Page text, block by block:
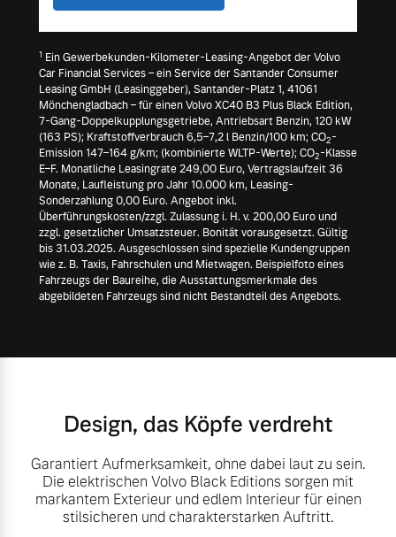
1 Ein Gewerbekunden-Kilometer-Leasing-Angebot der Volvo
Car Financial Services – ein Service der Santander Consumer
Leasing GmbH (Leasinggeber), Santander-Platz 1, 41061
Mönchengladbach – für einen Volvo XC40 B3 Plus Black Edition,
7-Gang-Doppelkupplungsgetriebe, Antriebsart Benzin, 120 kW
(163 PS); Kraftstoffverbrauch 6,5–7,2 l Benzin/100 km; CO2-
Emission 147–164 g/km; (kombinierte WLTP-Werte); CO2-Klasse
E–F. Monatliche Leasingrate 249,00 Euro, Vertragslaufzeit 36
Monate, Laufleistung pro Jahr 10.000 km, Leasing-
Sonderzahlung 0,00 Euro. Angebot inkl.
Überführungskosten/zzgl. Zulassung i. H. v. 200,00 Euro und
zzgl. gesetzlicher Umsatzsteuer. Bonität vorausgesetzt. Gültig
bis 31.03.2025. Ausgeschlossen sind spezielle Kundengruppen
wie z. B. Taxis, Fahrschulen und Mietwagen. Beispielfoto eines
Fahrzeugs der Baureihe, die Ausstattungsmerkmale des
abgebildeten Fahrzeugs sind nicht Bestandteil des Angebots.
Design, das Köpfe verdreht
Garantiert Aufmerksamkeit, ohne dabei laut zu sein.
Die elektrischen Volvo Black Editions sorgen mit
markantem Exterieur und edlem Interieur für einen
stilsicheren und charakterstarken Auftritt.